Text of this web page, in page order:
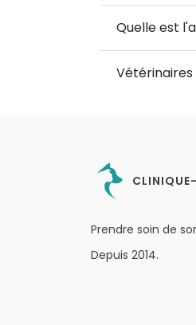
Quelle est
Prendre soin de
Depuis 2014.